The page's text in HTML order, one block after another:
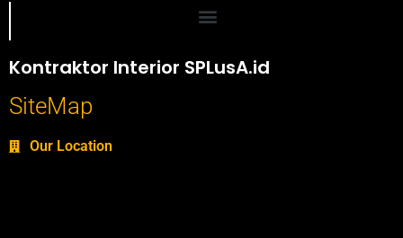
Kontraktor Interior SPLusA.id
SiteMap
Our Location